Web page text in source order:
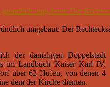
umgebaut: Der
der damaligen Doppelstadt
im Landbuch Kaiser Karl IV.
über 62 Hufen, von denen 4
dem der Kirche dienten.